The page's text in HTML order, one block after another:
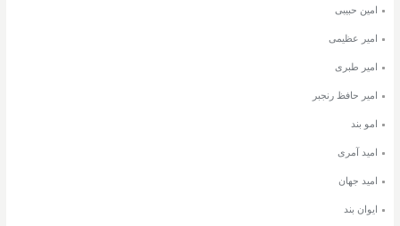
امین حبیبی
امیر عظیمی
امیر طبری
امیر حافظ رنجبر
امو بند
امید آمری
امید جهان
ایوان بند